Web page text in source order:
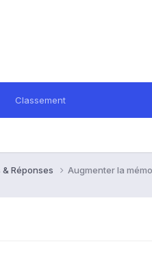
Classement
Réponses Augmenter la